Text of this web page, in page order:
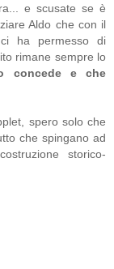
e scusate se è
Aldo che con il
ha permesso di
rimane sempre lo
concede e che
spero solo che
che spingano ad
storico-